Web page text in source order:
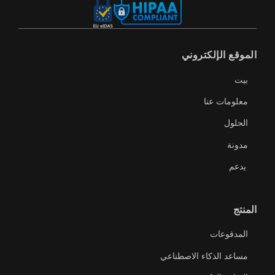
الموقع الإلكتروني
بيت
معلومات عنا
الحلول
مدونة
يدعم
المنتج
المدفوعات
مساعد الذكاء الاصطناعي